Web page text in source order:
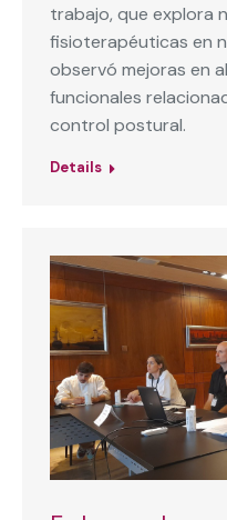
trabajo, que explora
fisioterapéuticas en
observó mejoras en
funcionales
control postural.
Details